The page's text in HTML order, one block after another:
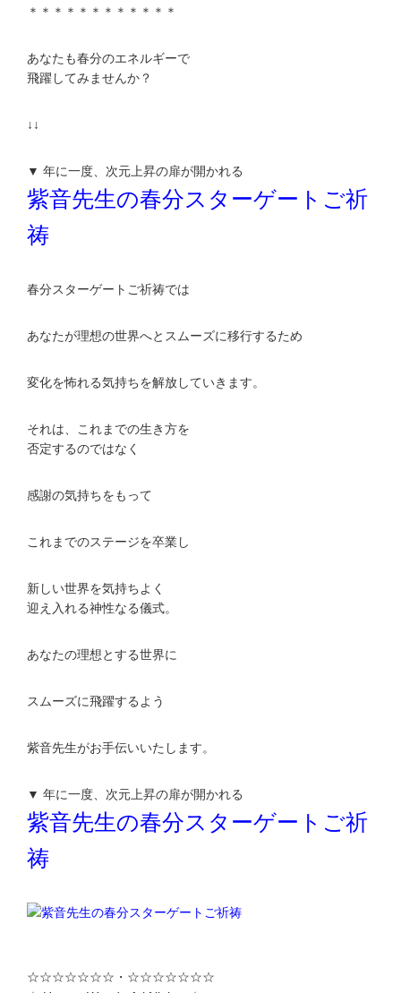
＊＊＊＊＊＊＊＊＊＊＊＊
あなたも春分のエネルギーで
飛躍してみませんか？
↓↓
▼ 年に一度、次元上昇の扉が開かれる
紫音先生の春分スターゲートご祈
祷
春分スターゲートご祈祷では
あなたが理想の世界へとスムーズに移行するため
変化を怖れる気持ちを解放していきます。
それは、これまでの生き方を
否定するのではなく
感謝の気持ちをもって
これまでのステージを卒業し
新しい世界を気持ちよく
迎え入れる神性なる儀式。
あなたの理想とする世界に
スムーズに飛躍するよう
紫音先生がお手伝いいたします。
▼ 年に一度、次元上昇の扉が開かれる
紫音先生の春分スターゲートご祈
祷
☆☆☆☆☆☆☆・☆☆☆☆☆☆☆